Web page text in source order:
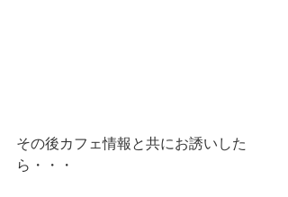
その後カフェ情報と共にお誘いした
ら・・・